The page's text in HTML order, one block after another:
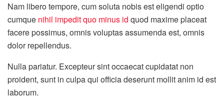
Nam libero tempore, cum soluta nobis est eligendi optio
cumque nihil impedit quo minus id quod maxime placeat
facere possimus, omnis voluptas assumenda est, omnis
dolor repellendus.
Nulla pariatur. Excepteur sint occaecat cupidatat non
proident, sunt in culpa qui officia deserunt mollit anim id est
laborum.